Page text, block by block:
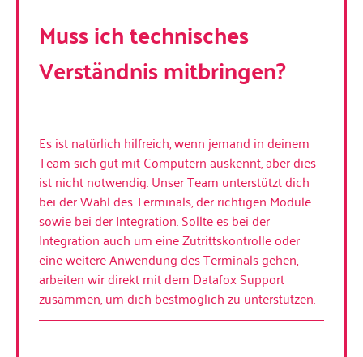
Muss ich technisches
Verständnis mitbringen?
Es ist natürlich hilfreich, wenn jemand in deinem
Team sich gut mit Computern auskennt, aber dies
ist nicht notwendig. Unser Team unterstützt dich
bei der Wahl des Terminals, der richtigen Module
sowie bei der Integration. Sollte es bei der
Integration auch um eine Zutrittskontrolle oder
eine weitere Anwendung des Terminals gehen,
arbeiten wir direkt mit dem Datafox Support
zusammen, um dich bestmöglich zu unterstützen.